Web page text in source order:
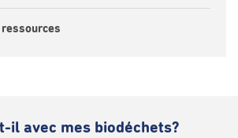
il avec mes biodéchets?